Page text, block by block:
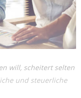
will, scheitert selten
und steuerliche